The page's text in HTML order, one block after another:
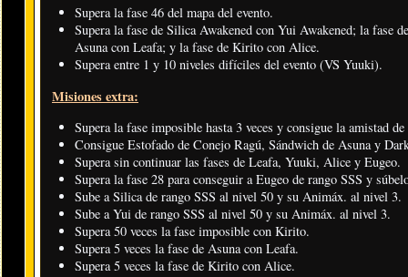
Supera la fase 46 del mapa del evento.
Supera la fase de Silica Awakened con Yui Awakened; la fase
Asuna con Leafa; y la fase de Kirito con Alice.
Supera entre 1 y 10 niveles difíciles del evento (VS Yuuki).
Misiones extra:
Supera la fase imposible hasta 3 veces y consigue la amistad
Consigue Estofado de Conejo Ragú, Sándwich de Asuna y
Supera sin continuar las fases de Leafa, Yuuki, Alice y Eugeo.
Supera la fase 28 para conseguir a Eugeo de rango SSS y
Sube a Silica de rango SSS al nivel 50 y su Animáx. al nivel 3.
Sube a Yui de rango SSS al nivel 50 y su Animáx. al nivel 3.
Supera 50 veces la fase imposible con Kirito.
Supera 5 veces la fase de Asuna con Leafa.
Supera 5 veces la fase de Kirito con Alice.